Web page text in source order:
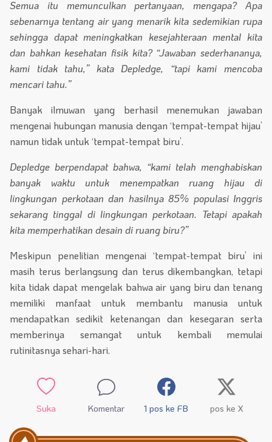
Semua itu memunculkan pertanyaan, mengapa? Apa
sebenarnya tentang air yang menarik kita sedemikian rupa
sehingga dapat meningkatkan kesejahteraan mental kita
dan bahkan kesehatan fisik kita? “Jawaban sederhananya,
kami tidak tahu,” kata Depledge, “tapi kami mencoba
mencari tahu.”
Banyak ilmuwan yang berhasil menemukan jawaban
mengenai hubungan manusia dengan ‘tempat-tempat hijau’
namun tidak untuk ‘tempat-tempat biru’.
Depledge berpendapat bahwa, “kami telah menghabiskan
banyak waktu untuk menempatkan ruang hijau di
lingkungan perkotaan dan hasilnya 85% populasi Inggris
sekarang tinggal di lingkungan perkotaan. Tetapi apakah
kita memperhatikan desain di ruang biru?”
Meskipun penelitian mengenai ‘tempat-tempat biru’ ini
masih terus berlangsung dan terus dikembangkan, tetapi
kita tidak dapat mengelak bahwa air yang biru dan tenang
memiliki manfaat untuk membantu manusia untuk
mendapatkan sedikit ketenangan dan kesegaran serta
memberinya semangat untuk kembali memulai
rutinitasnya sehari-hari.
Suka Komentar 1 pos ke FB pos ke X